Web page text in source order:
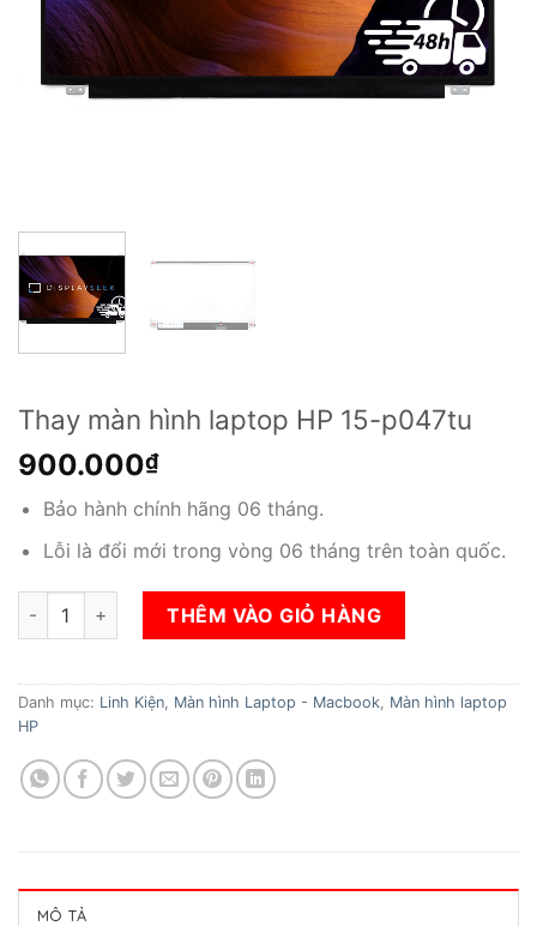
Thay màn hình laptop HP 15-p047tu
900.000₫
Bảo hành chính hãng 06 tháng.
Lỗi là đổi mới trong vòng 06 tháng trên toàn quốc.
Thay màn hình laptop HP 15-p047tu số lượng
THÊM VÀO GIỎ HÀNG
Danh mục: Linh Kiện Màn hình Laptop - Macbook Màn hình laptop
HP
MÔ TẢ